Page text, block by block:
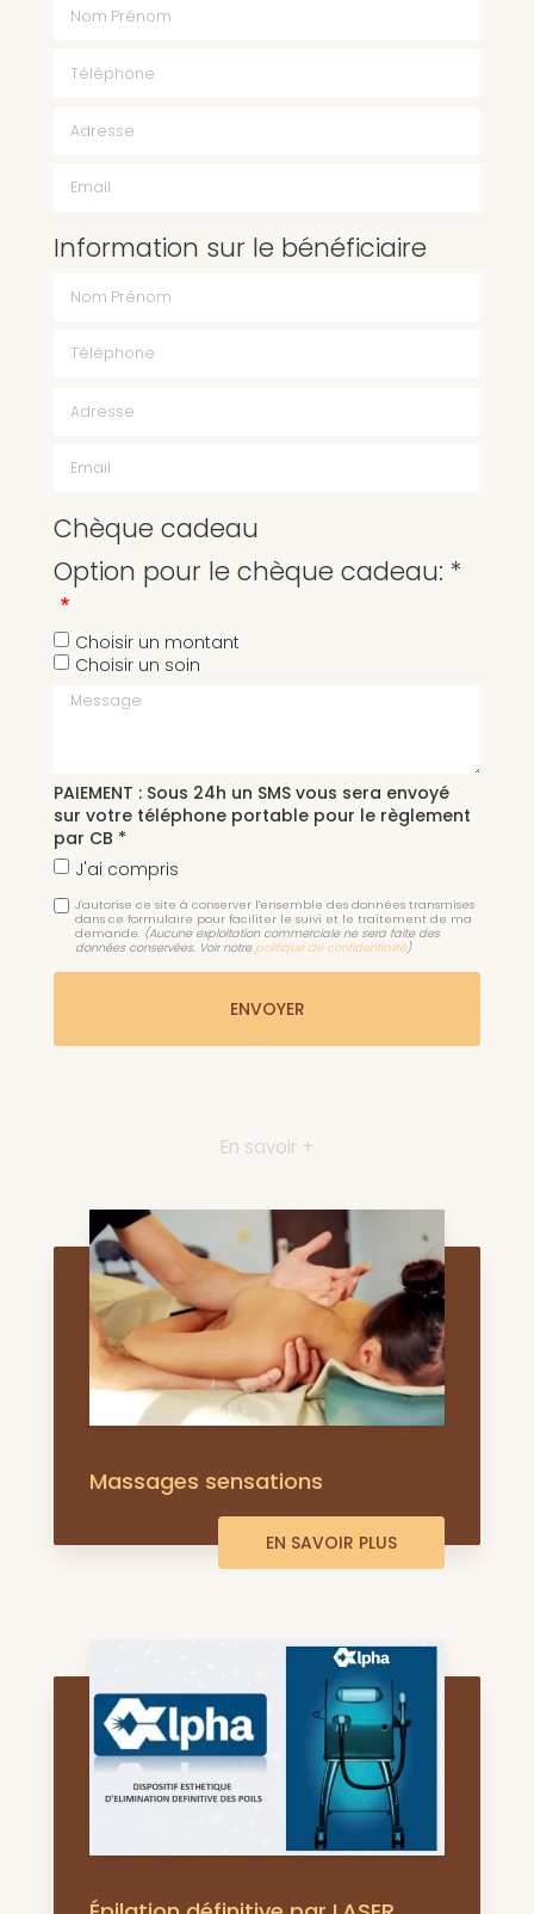
Information sur le bénéficiaire
Chèque cadeau
Option pour le chèque cadeau: *
Choisir un montant
Choisir un soin
Message
PAIEMENT : Sous 24h un SMS vous sera envoyé
sur votre téléphone portable pour le règlement
par CB *
J'ai compris
J'autorise ce site à conserver l'ensemble des données transmises
dans ce formulaire pour faciliter le suivi et le traitement de ma
demande. (Aucune exploitation commerciale ne sera faite des
données conservées. Voir notre politique de confidentialité)
En savoir +
Massages sensations
EN SAVOIR PLUS